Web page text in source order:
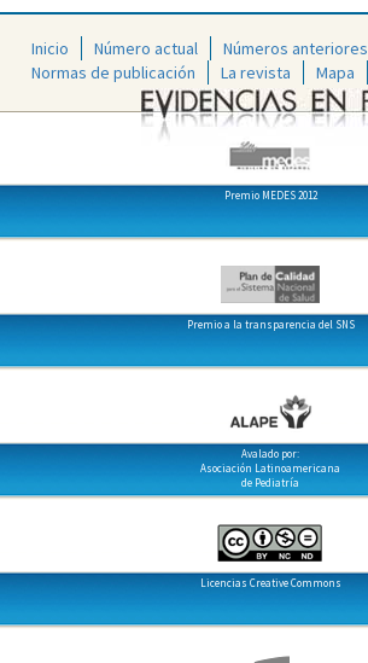
Inicio Número actual
Números anteriores
Normas de publicación
La revista Mapa
Premio MEDES 2012
Premio a la transparencia del SNS
Avalado por:
Asociación Latinoamericana
de Pediatría
Licencias Creative Commons